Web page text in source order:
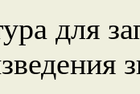
для